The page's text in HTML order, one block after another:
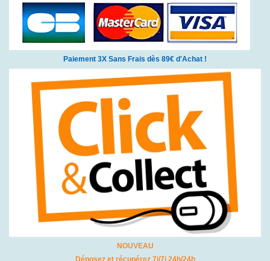
Paiement 3X Sans Frais dès 89€ d'Achat !
NOUVEAU
Déposez et récupérez 7j/7j 24h/24h